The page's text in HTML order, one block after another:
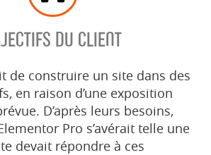
DU CLIENT
de construire un site dans des
en raison d’une exposition
D’après leurs besoins,
Pro s’avérait telle une
devait répondre à ces